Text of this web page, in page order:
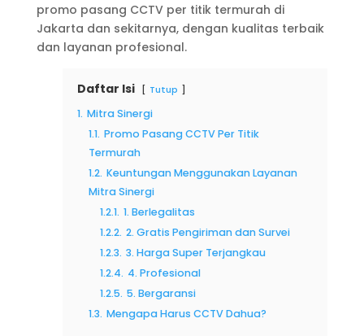
promo pasang CCTV per titik termurah di
Jakarta dan sekitarnya, dengan kualitas terbaik
dan layanan profesional.
Daftar Isi Tutup
1. Mitra Sinergi
1.1. Promo Pasang CCTV Per Titik
Termurah
1.2. Keuntungan Menggunakan Layanan
Mitra Sinergi
1.2.1. 1. Berlegalitas
1.2.2. 2. Gratis Pengiriman dan Survei
1.2.3. 3. Harga Super Terjangkau
1.2.4. 4. Profesional
1.2.5. 5. Bergaransi
1.3. Mengapa Harus CCTV Dahua?